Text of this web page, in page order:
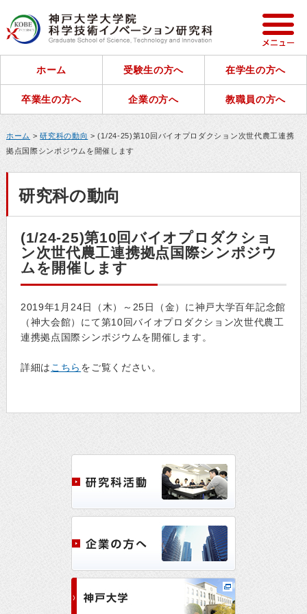
ホーム 受験生の方へ 在学生の方へ
卒業生の方へ 企業の方へ 教職員の方へ
ホーム >研究科の動向 > (1/24-25)第10回バイオプロダクション次世代農工連携
拠点国際シンポジウムを開催します
研究科の動向
(1/24-25)第10回バイオプロダクショ
ン次世代農工連携拠点国際シンポジウ
ムを開催します
2019年1月24日（木）～25日（金）に神戸大学百年記念館
（神大会館）にて第10回バイオプロダクション次世代農工
連携拠点国際シンポジウムを開催します。
詳細は こちら をご覧ください。